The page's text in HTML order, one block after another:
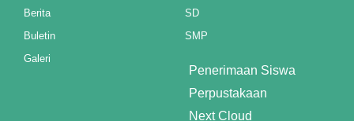
Berita
Buletin
Galeri
SD
SMP
Penerimaan Siswa
Perpustakaan
Next Cloud